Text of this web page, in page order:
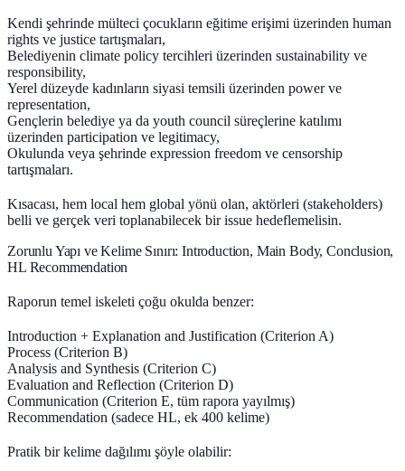
Kendi şehrinde mülteci çocukların eğitime erişimi üzerinden human
rights ve justice tartışmaları,
Belediyenin climate policy tercihleri üzerinden sustainability ve
responsibility,
Yerel düzeyde kadınların siyasi temsili üzerinden power ve
representation,
Gençlerin belediye ya da youth council süreçlerine katılımı
üzerinden participation ve legitimacy,
Okulunda veya şehrinde expression freedom ve censorship
tartışmaları.
Kısacası, hem local hem global yönü olan, aktörleri (stakeholders)
belli ve gerçek veri toplanabilecek bir issue hedeflemelisin.
Zorunlu Yapı ve Kelime Sınırı: Introduction, Main Body, Conclusion,
HL Recommendation
Raporun temel iskeleti çoğu okulda benzer:
Introduction + Explanation and Justification (Criterion A)
Process (Criterion B)
Analysis and Synthesis (Criterion C)
Evaluation and Reflection (Criterion D)
Communication (Criterion E, tüm rapora yayılmış)
Recommendation (sadece HL, ek 400 kelime)
Pratik bir kelime dağılımı şöyle olabilir: